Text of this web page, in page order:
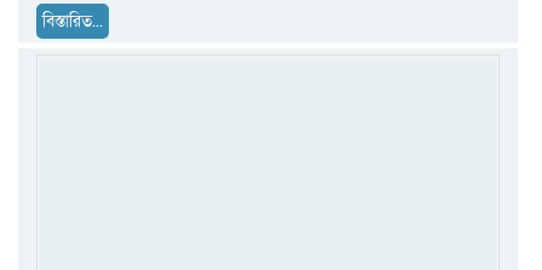
বিস্তারিত...